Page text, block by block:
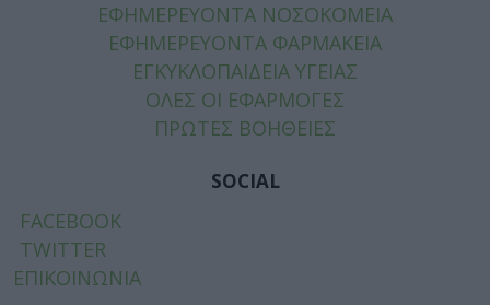
ΕΦΗΜΕΡΕΥΟΝΤΑ ΝΟΣΟΚΟΜΕΙΑ
ΕΦΗΜΕΡΕΥΟΝΤΑ ΦΑΡΜΑΚΕΙΑ
ΕΓΚΥΚΛΟΠΑΙΔΕΙΑ ΥΓΕΙΑΣ
ΟΛΕΣ ΟΙ ΕΦΑΡΜΟΓΕΣ
ΠΡΩΤΕΣ ΒΟΗΘΕΙΕΣ
SOCIAL
FACEBOOK
TWITTER
ΕΠΙΚΟΙΝΩΝΙΑ